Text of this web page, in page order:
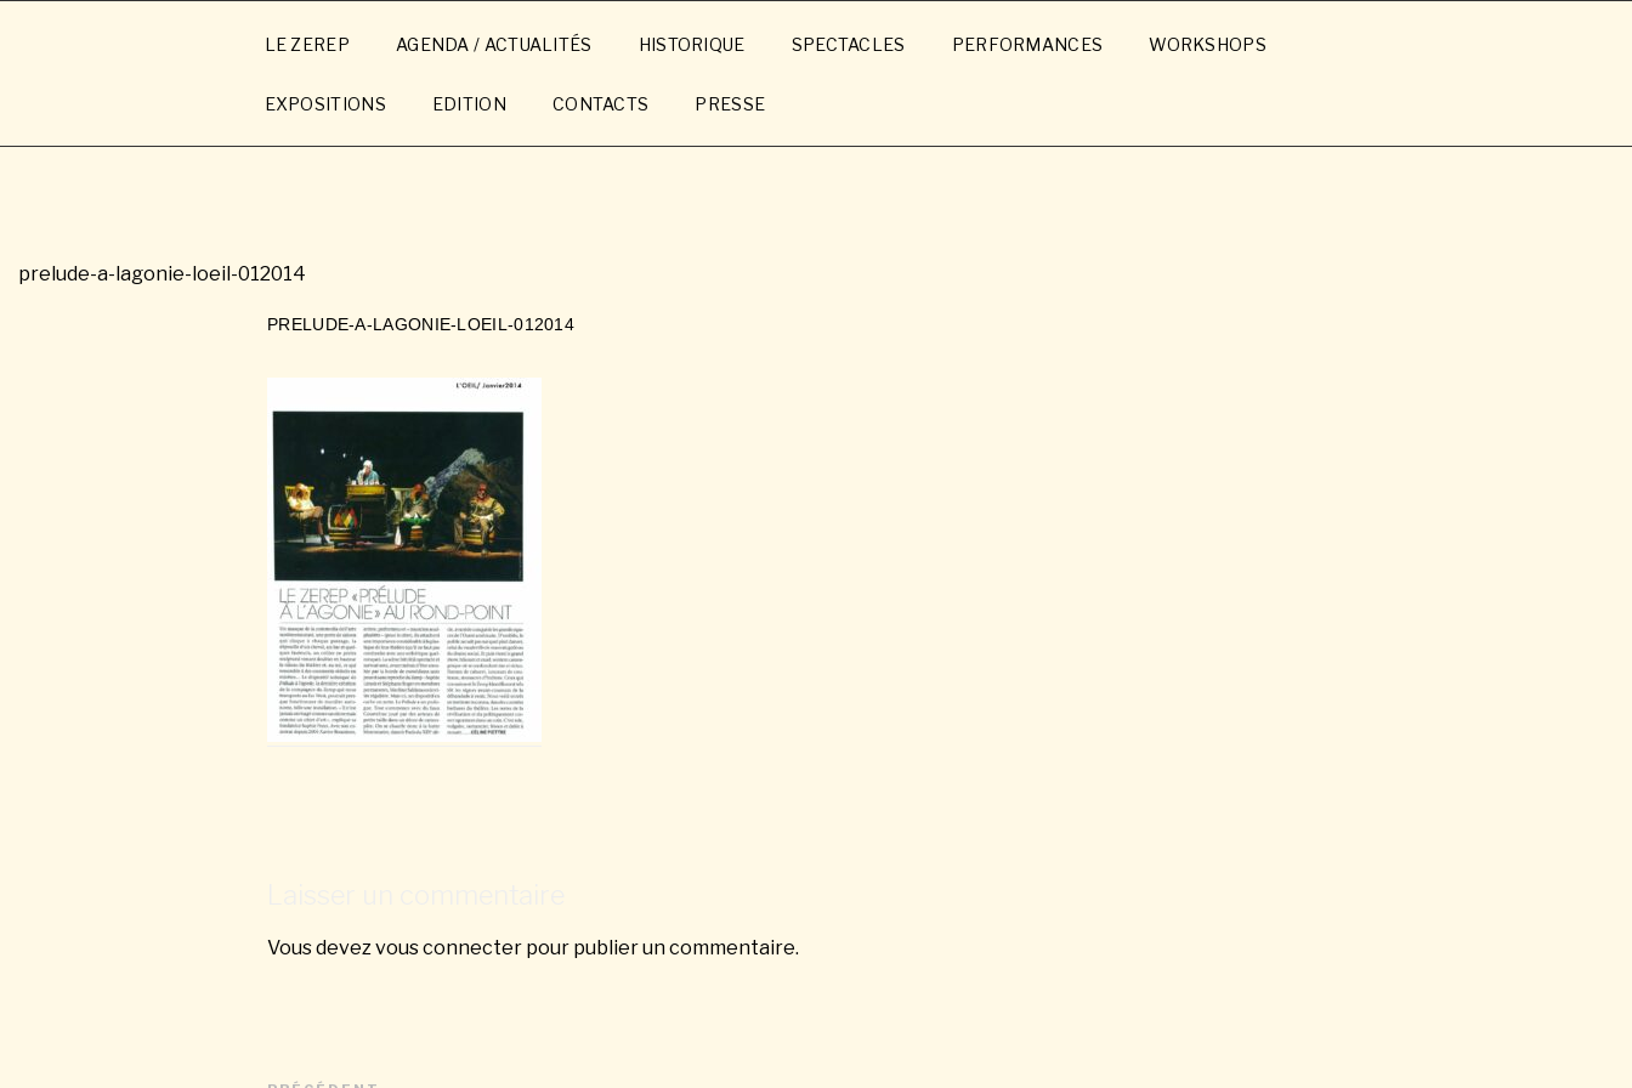
LE ZEREP AGENDA / ACTUALITÉS HISTORIQUE SPECTACLES PERFORMANCES WORKSHOPS
EXPOSITIONS EDITION CONTACTS PRESSE
prelude-a-lagonie-loeil-012014
PRELUDE-A-LAGONIE-LOEIL-012014
Vous devez vous connecter pour publier un commentaire.
Navigation